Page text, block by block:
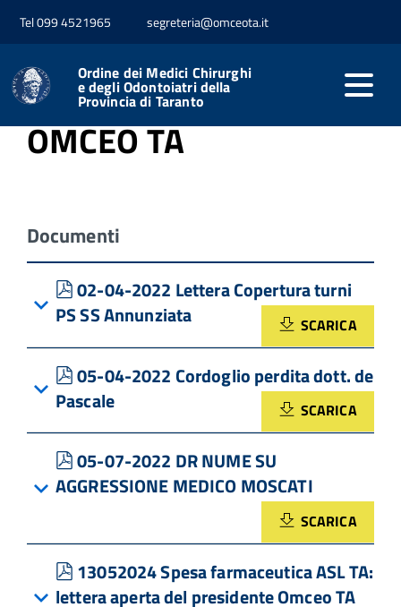
Tel 099 4521965 segreteria@omceota.it
Ordine dei Medici Chirurghi
e degli Odontoiatri della
Provincia di Taranto
Home Comunicazione OMCeO TA
Comunicati Stampa
OMCEO TA
Documenti
pdf
02-04-2022 Lettera Copertura turni
PS SS Annunziata
SCARICA
pdf
05-04-2022 Cordoglio perdita dott. de
Pascale
SCARICA
pdf
05-07-2022 DR NUME SU
AGGRESSIONE MEDICO MOSCATI
SCARICA
pdf
13052024 Spesa farmaceutica ASL TA:
lettera aperta del presidente Omceo TA